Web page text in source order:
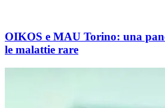
OIKOS e MAU Torino: una
le malattie rare